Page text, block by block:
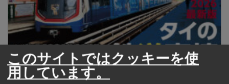
このサイトではクッキーを使
用しています。